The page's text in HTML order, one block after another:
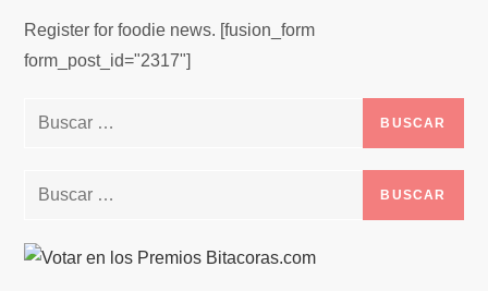
Register for foodie news. [fusion_form
form_post_id="2317"]
Buscar:
Buscar: